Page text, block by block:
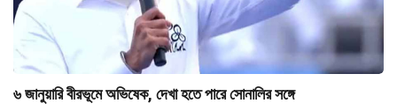
৬ জানুয়ারি বীরভূমে অভিষেক, দেখা হতে পারে সোনালির সঙ্গে